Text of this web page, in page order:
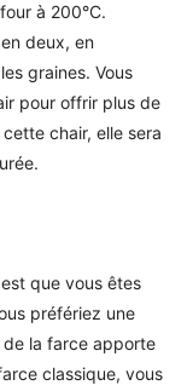
à 200°C.
deux, en
graines. Vous
pour offrir plus de
chair, elle sera
que vous êtes
préfériez une
la farce apporte
classique, vous